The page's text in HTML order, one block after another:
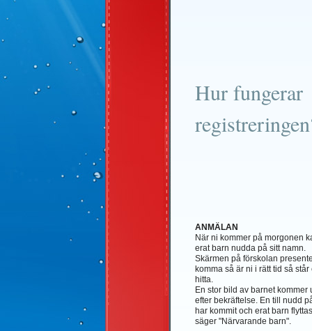
Hur fungerar
ANMÄLAN
När ni kommer på morgonen
erat barn nudda på sitt namn.
Skärmen på förskolan
komma så är ni i rätt tid så
hitta.
En stor bild av barnet kommer
efter bekräftelse. En till nudd
har kommit och erat barn
säger "Närvarande barn".